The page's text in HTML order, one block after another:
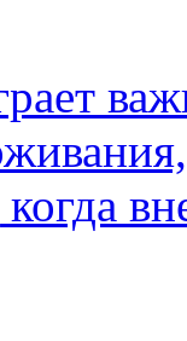
когда